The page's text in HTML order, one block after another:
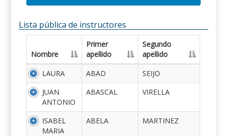
Lista pública de instructores
Nombre
Primer
apellido
Segundo
apellido
LAURA
ABAD
SEIJO
JUAN
ANTONIO
ABASCAL VIRELLA
ISABEL
MARIA
ABELA MARTINEZ